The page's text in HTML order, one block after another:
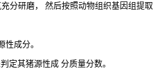
分研磨， 然后按照动物组织基因组提
成分。
定其猪源性成 分质量分数。